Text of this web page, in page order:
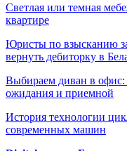
Светлая или темная
квартире
Юристы по взысканию
вернуть дебиторку в
Выбираем диван в офис:
ожидания и приемной
История технологии
современных машин